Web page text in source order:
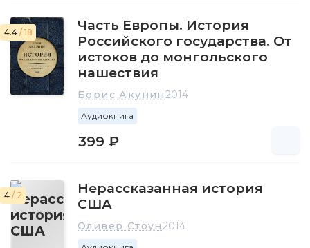
4.4 / 18
Часть Европы. История
Российского государства. От
истоков до монгольского
нашествия
Борис Акунин2014
Аудиокнига
399 ₽
4 / 2
Нерассказанная история
США
Оливер Стоун2014